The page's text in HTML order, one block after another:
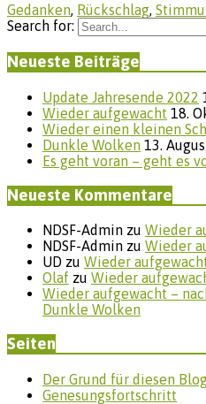
Gedanken Rückschlag
Search for:
Neueste Beiträge
Update Jahresende 2022
Wieder aufgewacht 18.
Wieder einen kleinen
Dunkle Wolken 13.
Es geht voran – geht es
Neueste Kommentare
NDSF-Admin zu Wieder
NDSF-Admin zu Wieder
UD zu Wieder
Olaf zu Wieder
Wieder aufgewacht –
Dunkle Wolken
Seiten
Der Grund für diesen
Genesungsfortschritt